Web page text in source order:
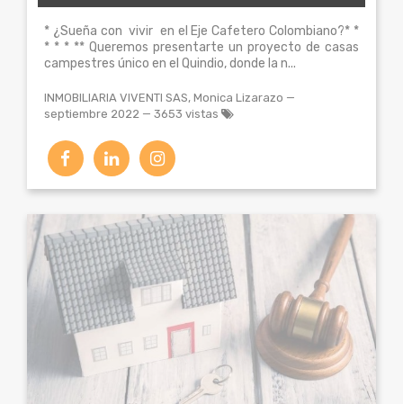
* ¿Sueña con vivir en el Eje Cafetero Colombiano?* *
* * * ** Queremos presentarte un proyecto de casas
campestres único en el Quindio, donde la n...
INMOBILIARIA VIVENTI SAS, Monica Lizarazo —
septiembre 2022 — 3653 vistas